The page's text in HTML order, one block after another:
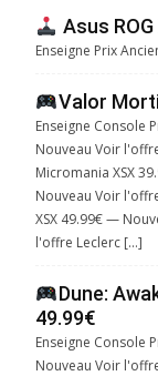
Asus
Enseigne Prix
Valor
Enseigne Console
Nouveau Voir
Micromania XSX
Nouveau Voir
XSX 49.99€ —
l'offre Leclerc […]
Dune:
49.99€
Enseigne Console
Nouveau Voir